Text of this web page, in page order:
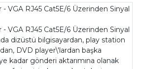
VGA RJ45 Cat5E/6 Üzerinden Sinyal
VGA RJ45 Cat5E/6 Üzerinden Sinyal
dizüstü bilgisayardan, play station
DVD player\'lardan başka
kadar gönderi aktarımına olanak